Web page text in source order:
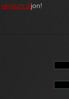
regisztráljon!